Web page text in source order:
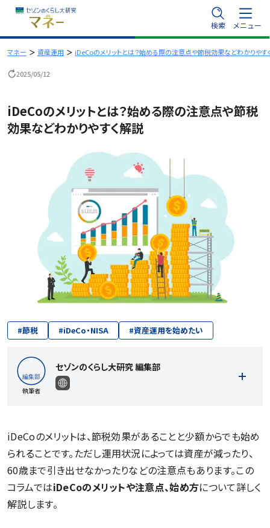
容
を
検索 メニュー
マネー 資産運用 iDeCoのメリットとは？始める際の注意点や節税効果などわかりやす
2025/05/12
iDeCoのメリットとは？始める際の注意点や節税
効果などわかりやすく解説
#節税 #iDeCo・NISA #資産運用を始めたい
執筆者
セゾンのくらし大研究 編集部
記事一覧を見る
iDeCoのメリットは、節税効果があることと少額からでも始め
られることです。ただし運用状況によっては資産が減ったり、
60歳まで引き出せなかったりなどの注意点もあります。この
コラムではiDeCoのメリットや注意点、始め方について詳しく
解説します。